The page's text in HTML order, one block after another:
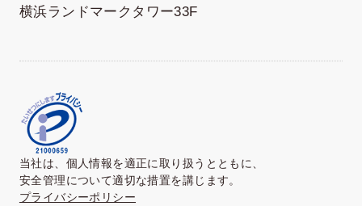
横浜ランドマークタワー33F
当社は、個人情報を適正に取り扱うとともに、
安全管理について適切な措置を講じます。
プライバシーポリシー